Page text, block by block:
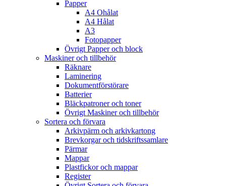
Papper
A4 Ohålat
A4 Hålat
A3
Fotopapper
Övrigt Papper och block
Maskiner och tillbehör
Räknare
Laminering
Dokumentförstörare
Batterier
Bläckpatroner och toner
Övrigt Maskiner och tillbehör
Sortera och förvara
Arkivpärm och arkivkartong
Brevkorgar och tidskriftssamlare
Pärmar
Mappar
Plastfickor och mappar
Register